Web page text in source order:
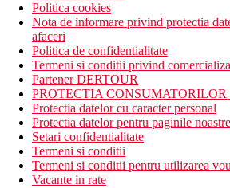
Politica cookies
Nota de informare privind protectia
afaceri
Politica de confidentialitate
Termeni si conditii privind
Partener DERTOUR
PROTECTIA CONSUMATORILOR
Protectia datelor cu caracter personal
Protectia datelor pentru paginile
Setari confidentialitate
Termeni si conditii
Termeni si conditii pentru utilizarea
Vacante in rate